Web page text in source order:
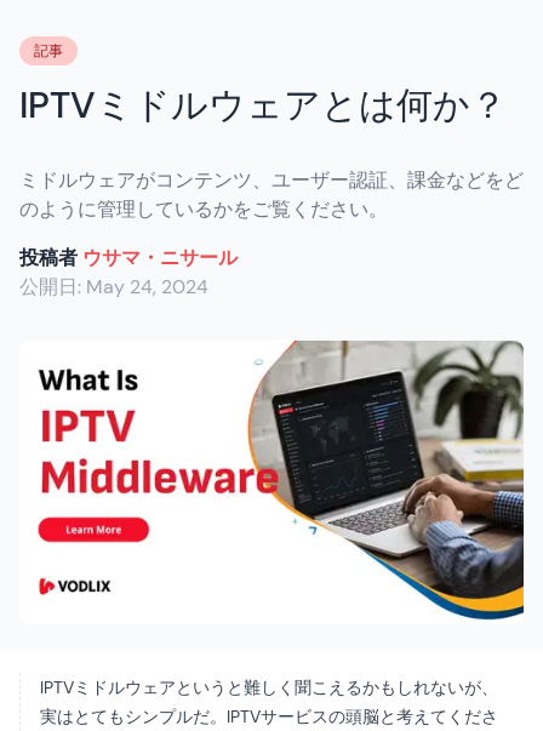
記事
IPTVミドルウェアとは何か？
ミドルウェアがコンテンツ、ユーザー認証、課金などをど
のように管理しているかをご覧ください。
投稿者 ウサマ・ニサール
公開日: May 24, 2024
IPTVミドルウェアというと難しく聞こえるかもしれないが、
実はとてもシンプルだ。IPTVサービスの頭脳と考えてくださ